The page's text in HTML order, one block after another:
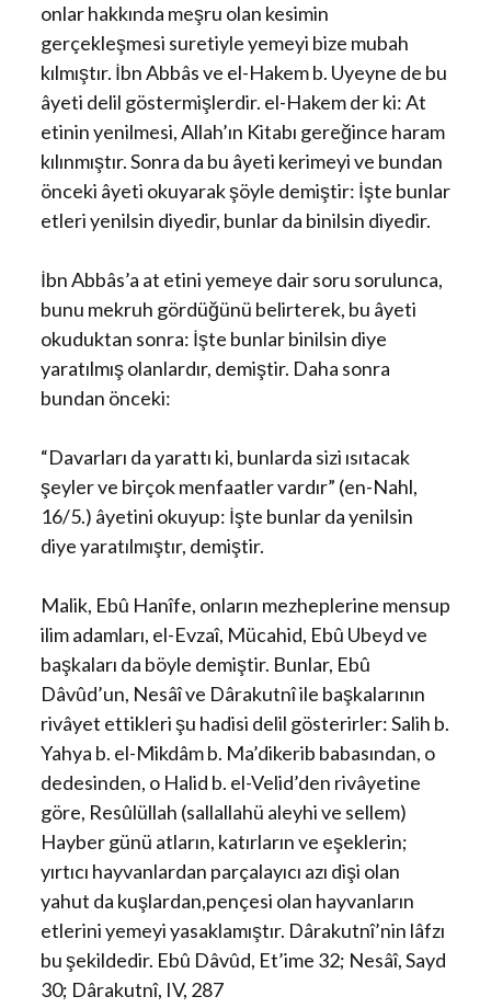
onlar hakkında meşru olan kesimin
gerçekleşmesi suretiyle yemeyi bize mubah
kılmıştır. İbn Abbâs ve el-Hakem b. Uyeyne de bu
âyeti delil göstermişlerdir. el-Hakem der ki: At
etinin yenilmesi, Allah’ın Kitabı gereğince haram
kılınmıştır. Sonra da bu âyeti kerimeyi ve bundan
önceki âyeti okuyarak şöyle demiştir: İşte bunlar
etleri yenilsin diyedir, bunlar da binilsin diyedir.
İbn Abbâs’a at etini yemeye dair soru sorulunca,
bunu mekruh gördüğünü belirterek, bu âyeti
okuduktan sonra: İşte bunlar binilsin diye
yaratılmış olanlardır, demiştir. Daha sonra
bundan önceki:
“Davarları da yarattı ki, bunlarda sizi ısıtacak
şeyler ve birçok menfaatler vardır” (en-Nahl,
16/5.) âyetini okuyup: İşte bunlar da yenilsin
diye yaratılmıştır, demiştir.
Malik, Ebû Hanîfe, onların mezheplerine mensup
ilim adamları, el-Evzaî, Mücahid, Ebû Ubeyd ve
başkaları da böyle demiştir. Bunlar, Ebû
Dâvûd’un, Nesâî ve Dârakutnî ile başkalarının
rivâyet ettikleri şu hadisi delil gösterirler: Salih b.
Yahya b. el-Mikdâm b. Ma’dikerib babasından, o
dedesinden, o Halid b. el-Velid’den rivâyetine
göre, Resûlüllah (sallallahü aleyhi ve sellem)
Hayber günü atların, katırların ve eşeklerin;
yırtıcı hayvanlardan parçalayıcı azı dişi olan
yahut da kuşlardan,pençesi olan hayvanların
etlerini yemeyi yasaklamıştır. Dârakutnî’nin lâfzı
bu şekildedir. Ebû Dâvûd, Et’ime 32; Nesâî, Sayd
30; Dârakutnî, IV, 287